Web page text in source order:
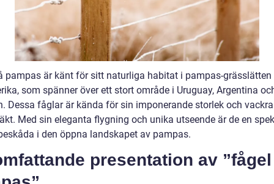
pampas är känt för sitt naturliga habitat i pampas-grässlätten
som spänner över ett stort område i Uruguay, Argentina
Dessa fåglar är kända för sin imponerande storlek och vackra
Med sin eleganta flygning och unika utseende är de en
i den öppna landskapet av pampas.
presentation av